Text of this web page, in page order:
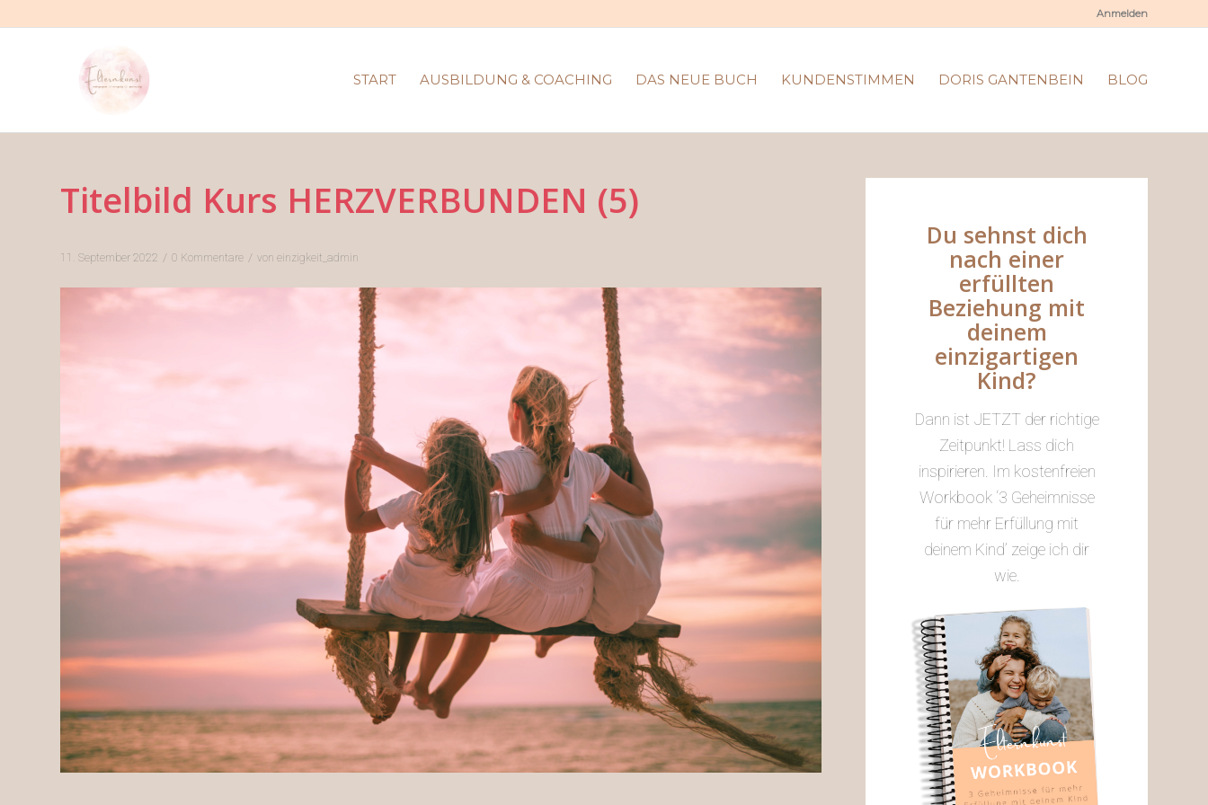
Anmelden
START AUSBILDUNG & COACHING DAS NEUE BUCH KUNDENSTIMMEN DORIS GANTENBEIN BLOG
Titelbild Kurs HERZVERBUNDEN (5)
11. September 2022 / 0 Kommentare / von einzigkeit_admin
Du sehnst dich
nach einer
erfüllten
Beziehung mit
deinem
einzigartigen
Kind?
Dann ist JETZT der richtige
Zeitpunkt! Lass dich
inspirieren. Im kostenfreien
Workbook ‘3 Geheimnisse
für mehr Erfüllung mit
deinem Kind’ zeige ich dir
wie.